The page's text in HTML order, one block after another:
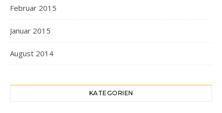
Februar 2015
Januar 2015
August 2014
KATEGORIEN